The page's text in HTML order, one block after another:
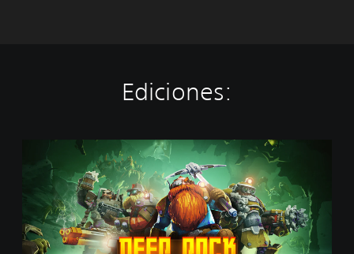
Ediciones:
o
c